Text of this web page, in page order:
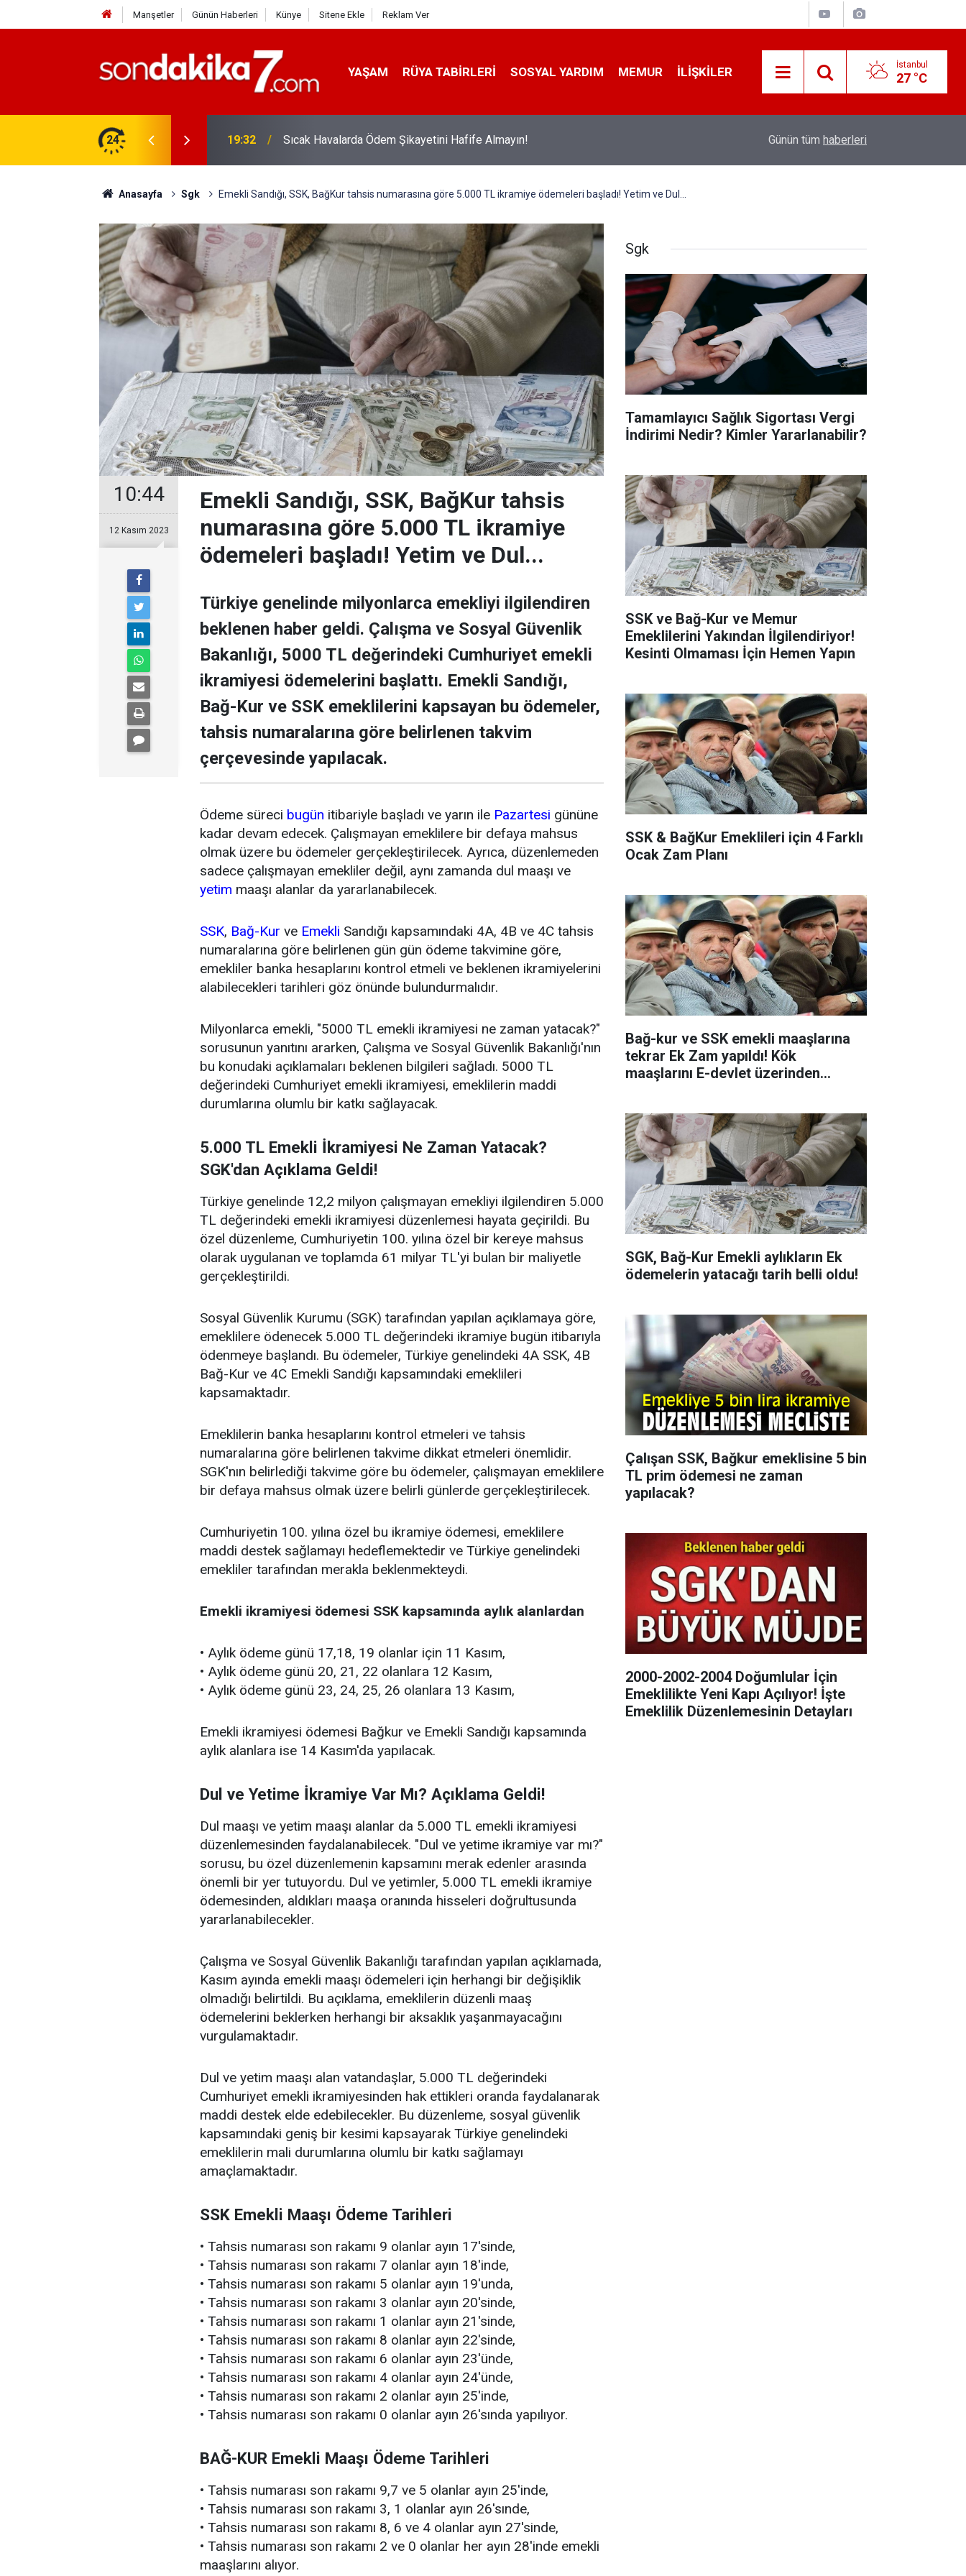
Manşetler Günün Haberleri Künye Sitene Ekle Reklam Ver
YAŞAM RÜYA TABIRLERI SOSYAL YARDIM MEMUR İLIŞKILER İstanbul
27 °C
24 19:32 Sıcak Havalarda Ödem Şikayetini Hafife Almayın! İ̇zmir 112’de Kan Donduran İ̇ddialar!
Günün tüm haberleri
Anasayfa Sgk Emekli Sandığı, SSK, BağKur tahsis numarasına göre 5.000 TL ikramiye ödemeleri başladı! Yetim ve Dul...
10:44
12 Kasım 2023
Emekli Sandığı, SSK, BağKur tahsis
numarasına göre 5.000 TL ikramiye
ödemeleri başladı! Yetim ve Dul...
Türkiye genelinde milyonlarca emekliyi ilgilendiren
beklenen haber geldi. Çalışma ve Sosyal Güvenlik
Bakanlığı, 5000 TL değerindeki Cumhuriyet emekli
ikramiyesi ödemelerini başlattı. Emekli Sandığı,
Bağ-Kur ve SSK emeklilerini kapsayan bu ödemeler,
tahsis numaralarına göre belirlenen takvim
çerçevesinde yapılacak.
Ödeme süreci bugün itibariyle başladı ve yarın ile Pazartesi gününe
kadar devam edecek. Çalışmayan emeklilere bir defaya mahsus
olmak üzere bu ödemeler gerçekleştirilecek. Ayrıca, düzenlemeden
sadece çalışmayan emekliler değil, aynı zamanda dul maaşı ve
yetim maaşı alanlar da yararlanabilecek.
SSK, Bağ-Kur ve Emekli Sandığı kapsamındaki 4A, 4B ve 4C tahsis
numaralarına göre belirlenen gün gün ödeme takvimine göre,
emekliler banka hesaplarını kontrol etmeli ve beklenen ikramiyelerini
alabilecekleri tarihleri göz önünde bulundurmalıdır.
Milyonlarca emekli, "5000 TL emekli ikramiyesi ne zaman yatacak?"
sorusunun yanıtını ararken, Çalışma ve Sosyal Güvenlik Bakanlığı'nın
bu konudaki açıklamaları beklenen bilgileri sağladı. 5000 TL
değerindeki Cumhuriyet emekli ikramiyesi, emeklilerin maddi
durumlarına olumlu bir katkı sağlayacak.
5.000 TL Emekli İkramiyesi Ne Zaman Yatacak?
SGK'dan Açıklama Geldi!
Türkiye genelinde 12,2 milyon çalışmayan emekliyi ilgilendiren 5.000
TL değerindeki emekli ikramiyesi düzenlemesi hayata geçirildi. Bu
özel düzenleme, Cumhuriyetin 100. yılına özel bir kereye mahsus
olarak uygulanan ve toplamda 61 milyar TL'yi bulan bir maliyetle
gerçekleştirildi.
Sosyal Güvenlik Kurumu (SGK) tarafından yapılan açıklamaya göre,
emeklilere ödenecek 5.000 TL değerindeki ikramiye bugün itibarıyla
ödenmeye başlandı. Bu ödemeler, Türkiye genelindeki 4A SSK, 4B
Bağ-Kur ve 4C Emekli Sandığı kapsamındaki emeklileri
kapsamaktadır.
Emeklilerin banka hesaplarını kontrol etmeleri ve tahsis
numaralarına göre belirlenen takvime dikkat etmeleri önemlidir.
SGK'nın belirlediği takvime göre bu ödemeler, çalışmayan emeklilere
bir defaya mahsus olmak üzere belirli günlerde gerçekleştirilecek.
Cumhuriyetin 100. yılına özel bu ikramiye ödemesi, emeklilere
maddi destek sağlamayı hedeflemektedir ve Türkiye genelindeki
emekliler tarafından merakla beklenmekteydi.
Emekli ikramiyesi ödemesi SSK kapsamında aylık alanlardan
• Aylık ödeme günü 17,18, 19 olanlar için 11 Kasım,
• Aylık ödeme günü 20, 21, 22 olanlara 12 Kasım,
• Aylık ödeme günü 23, 24, 25, 26 olanlara 13 Kasım,
Emekli ikramiyesi ödemesi Bağkur ve Emekli Sandığı kapsamında
aylık alanlara ise 14 Kasım'da yapılacak.
Dul ve Yetime İkramiye Var Mı? Açıklama Geldi!
Dul maaşı ve yetim maaşı alanlar da 5.000 TL emekli ikramiyesi
düzenlemesinden faydalanabilecek. "Dul ve yetime ikramiye var mı?"
sorusu, bu özel düzenlemenin kapsamını merak edenler arasında
önemli bir yer tutuyordu. Dul ve yetimler, 5.000 TL emekli ikramiye
ödemesinden, aldıkları maaşa oranında hisseleri doğrultusunda
yararlanabilecekler.
Çalışma ve Sosyal Güvenlik Bakanlığı tarafından yapılan açıklamada,
Kasım ayında emekli maaşı ödemeleri için herhangi bir değişiklik
olmadığı belirtildi. Bu açıklama, emeklilerin düzenli maaş
ödemelerini beklerken herhangi bir aksaklık yaşanmayacağını
vurgulamaktadır.
Dul ve yetim maaşı alan vatandaşlar, 5.000 TL değerindeki
Cumhuriyet emekli ikramiyesinden hak ettikleri oranda faydalanarak
maddi destek elde edebilecekler. Bu düzenleme, sosyal güvenlik
kapsamındaki geniş bir kesimi kapsayarak Türkiye genelindeki
emeklilerin mali durumlarına olumlu bir katkı sağlamayı
amaçlamaktadır.
SSK Emekli Maaşı Ödeme Tarihleri
• Tahsis numarası son rakamı 9 olanlar ayın 17'sinde,
• Tahsis numarası son rakamı 7 olanlar ayın 18'inde,
• Tahsis numarası son rakamı 5 olanlar ayın 19'unda,
• Tahsis numarası son rakamı 3 olanlar ayın 20'sinde,
• Tahsis numarası son rakamı 1 olanlar ayın 21'sinde,
• Tahsis numarası son rakamı 8 olanlar ayın 22'sinde,
• Tahsis numarası son rakamı 6 olanlar ayın 23'ünde,
• Tahsis numarası son rakamı 4 olanlar ayın 24'ünde,
• Tahsis numarası son rakamı 2 olanlar ayın 25'inde,
• Tahsis numarası son rakamı 0 olanlar ayın 26'sında yapılıyor.
BAĞ-KUR Emekli Maaşı Ödeme Tarihleri
• Tahsis numarası son rakamı 9,7 ve 5 olanlar ayın 25'inde,
• Tahsis numarası son rakamı 3, 1 olanlar ayın 26'sınde,
• Tahsis numarası son rakamı 8, 6 ve 4 olanlar ayın 27'sinde,
• Tahsis numarası son rakamı 2 ve 0 olanlar her ayın 28'inde emekli
maaşlarını alıyor.
Sgk
Tamamlayıcı Sağlık Sigortası Vergi
İndirimi Nedir? Kimler Yararlanabilir?
SSK ve Bağ-Kur ve Memur
Emeklilerini Yakından İlgilendiriyor!
Kesinti Olmaması İçin Hemen Yapın
SSK & BağKur Emeklileri için 4 Farklı
Ocak Zam Planı
Bağ-kur ve SSK emekli maaşlarına
tekrar Ek Zam yapıldı! Kök
maaşlarını E-devlet üzerinden
SGK, Bağ-Kur Emekli aylıkların Ek
ödemelerin yatacağı tarih belli oldu!
Çalışan SSK, Bağkur emeklisine 5 bin
TL prim ödemesi ne zaman
yapılacak?
2000-2002-2004 Doğumlular İçin
Emeklilikte Yeni Kapı Açılıyor! İşte
Emeklilik Düzenlemesinin Detayları